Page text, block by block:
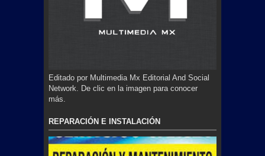
Editado por Multimedia Mx Editorial And Social
Network. De clic en la imagen para conocer
más.
REPARACIÓN E INSTALACIÓN